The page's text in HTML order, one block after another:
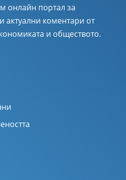
онлайн портал за
актуални коментари от
и обществото.